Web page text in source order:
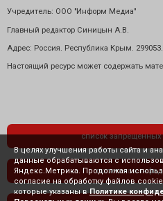
Учредитель: ООО "Информ Медиа"
Главный редактор Синицын А.В.
Адрес: Россия. Республика Крым.
Настоящий ресурс может содержать
список запрещенных
политика
В целях улучшения работы сайта и
данные обрабатываются с
Яндекс.Метрика. Продолжая
согласие на обработку файлов
которые указаны в Политике